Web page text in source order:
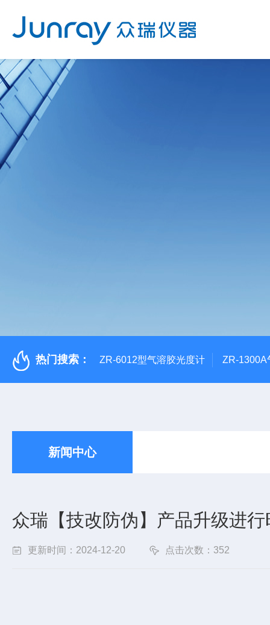
热门搜索： ZR-6012型气溶胶光度计 ZR-1300A
新闻中心
众瑞【技改防伪】产品升级进行
更新时间：2024-12-20 点击次数：352